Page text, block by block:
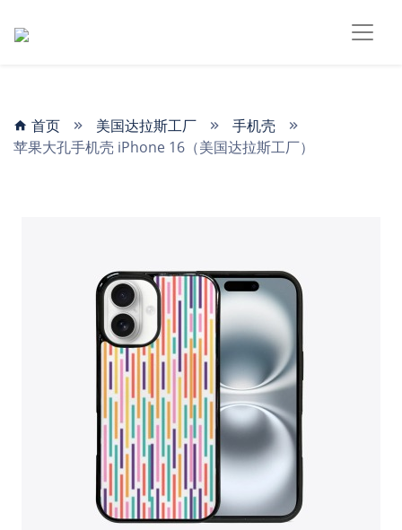
首页 美国达拉斯工厂
手机壳
苹果大孔手机壳 iPhone 16（美国达拉斯工厂）